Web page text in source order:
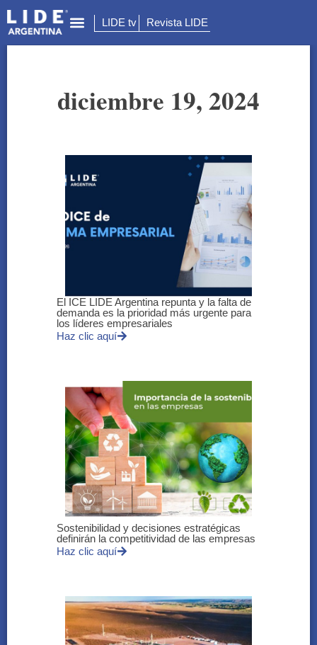
LIDE tv Revista LIDE
diciembre 19, 2024
El ICE LIDE Argentina repunta y la falta de
demanda es la prioridad más urgente para
los líderes empresariales
Haz clic aquí
Sostenibilidad y decisiones estratégicas
definirán la competitividad de las empresas
Haz clic aquí